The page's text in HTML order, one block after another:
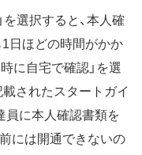
を選択すると、本人確
日ほどの時間がかか
に自宅で確認」を選
されたスタートガイ
員に本人確認書類を
には開通できないの